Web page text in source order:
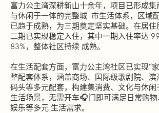
富力公主湾深耕新山十余年，项目已形成
与休闲于一体的完整城 市生活体系，区域
已趋于成熟，为三期奠定坚实基础。在居
二期已实现稳定入住，其中一期入住率达
83%，整体社区持续 成熟。
在生活配套方面，富力公主湾社区已实现“
整配套体系，涵盖商场、国际级歌剧院、
码头等多元配套，构建集消费、文化与休
生活场景，无需开车🎧门即可满足日常购
娱乐等多元 生活需求。